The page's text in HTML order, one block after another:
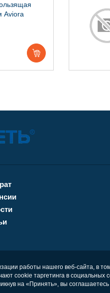
Aviora
работы нашего веб-сайта, в
cookie таргетинга в
на «Принять», вы